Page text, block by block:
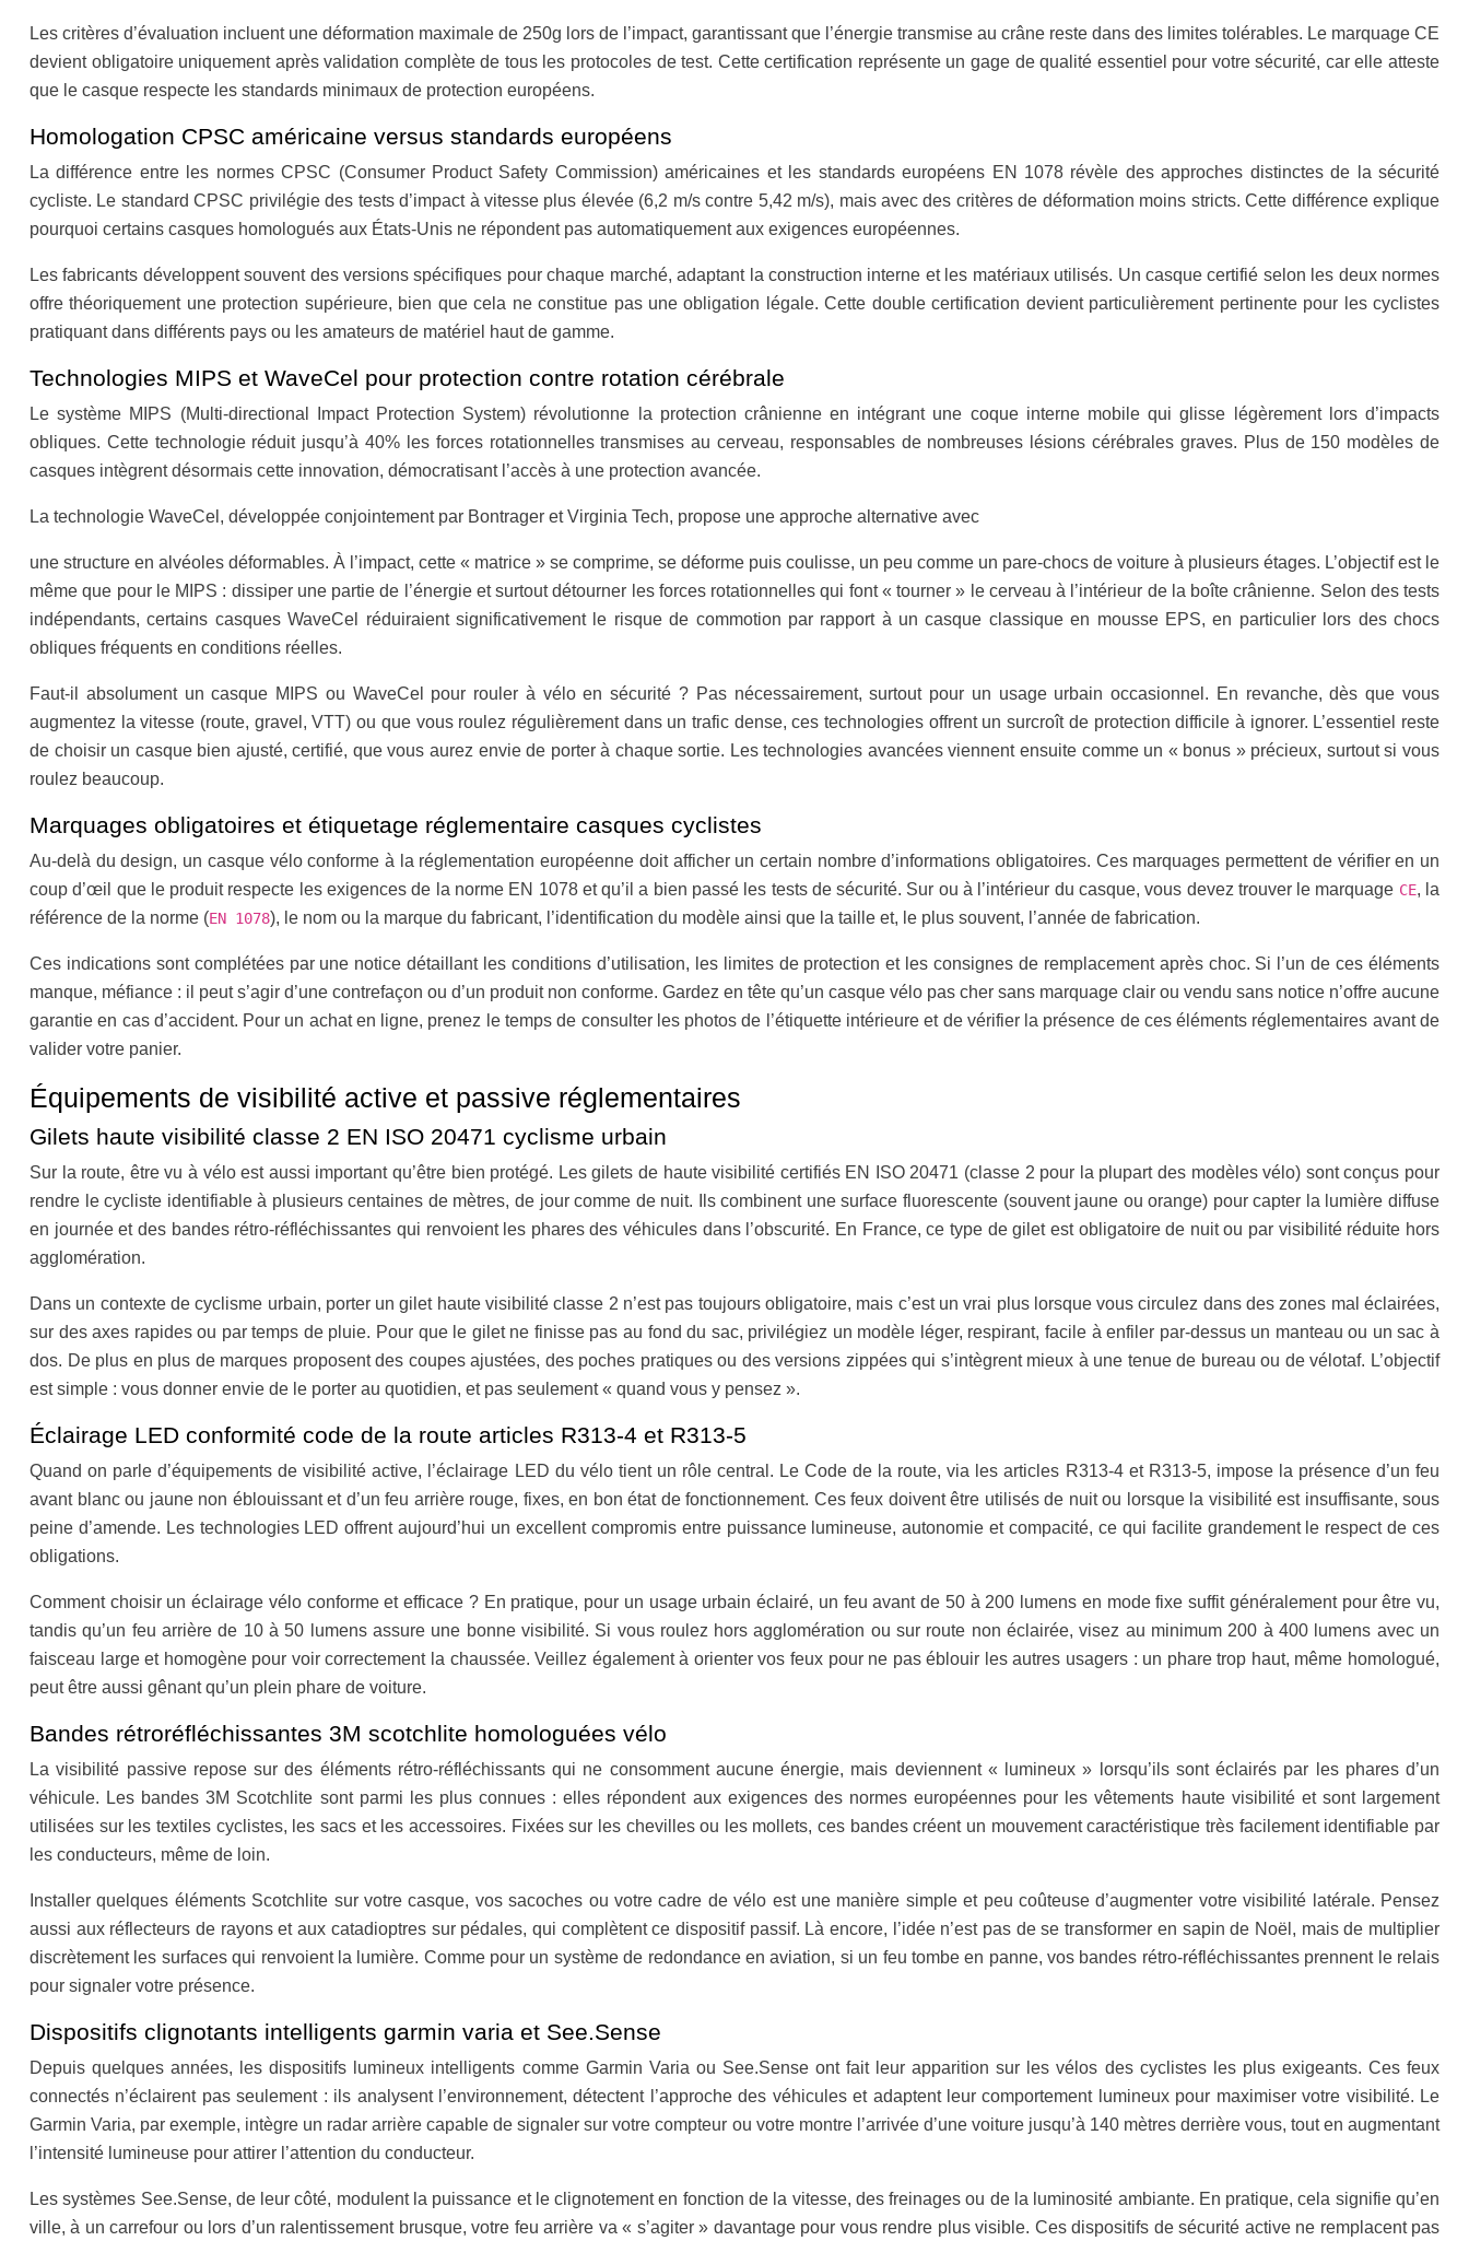
Les critères d’évaluation incluent une déformation maximale de 250g lors de l’impact, garantissant que l’énergie transmise au crâne reste dans des limites tolérables. Le marquage CE
devient obligatoire uniquement après validation complète de tous les protocoles de test. Cette certification représente un gage de qualité essentiel pour votre sécurité, car elle atteste
que le casque respecte les standards minimaux de protection européens.
Homologation CPSC américaine versus standards européens
La différence entre les normes CPSC (Consumer Product Safety Commission) américaines et les standards européens EN 1078 révèle des approches distinctes de la sécurité
cycliste. Le standard CPSC privilégie des tests d’impact à vitesse plus élevée (6,2 m/s contre 5,42 m/s), mais avec des critères de déformation moins stricts. Cette différence explique
pourquoi certains casques homologués aux États-Unis ne répondent pas automatiquement aux exigences européennes.
Les fabricants développent souvent des versions spécifiques pour chaque marché, adaptant la construction interne et les matériaux utilisés. Un casque certifié selon les deux normes
offre théoriquement une protection supérieure, bien que cela ne constitue pas une obligation légale. Cette double certification devient particulièrement pertinente pour les cyclistes
pratiquant dans différents pays ou les amateurs de matériel haut de gamme.
Technologies MIPS et WaveCel pour protection contre rotation cérébrale
Le système MIPS (Multi-directional Impact Protection System) révolutionne la protection crânienne en intégrant une coque interne mobile qui glisse légèrement lors d’impacts
obliques. Cette technologie réduit jusqu’à 40% les forces rotationnelles transmises au cerveau, responsables de nombreuses lésions cérébrales graves. Plus de 150 modèles de
casques intègrent désormais cette innovation, démocratisant l’accès à une protection avancée.
La technologie WaveCel, développée conjointement par Bontrager et Virginia Tech, propose une approche alternative avec
une structure en alvéoles déformables. À l’impact, cette « matrice » se comprime, se déforme puis coulisse, un peu comme un pare-chocs de voiture à plusieurs étages. L’objectif est le
même que pour le MIPS : dissiper une partie de l’énergie et surtout détourner les forces rotationnelles qui font « tourner » le cerveau à l’intérieur de la boîte crânienne. Selon des tests
indépendants, certains casques WaveCel réduiraient significativement le risque de commotion par rapport à un casque classique en mousse EPS, en particulier lors des chocs
obliques fréquents en conditions réelles.
Faut-il absolument un casque MIPS ou WaveCel pour rouler à vélo en sécurité ? Pas nécessairement, surtout pour un usage urbain occasionnel. En revanche, dès que vous
augmentez la vitesse (route, gravel, VTT) ou que vous roulez régulièrement dans un trafic dense, ces technologies offrent un surcroît de protection difficile à ignorer. L’essentiel reste
de choisir un casque bien ajusté, certifié, que vous aurez envie de porter à chaque sortie. Les technologies avancées viennent ensuite comme un « bonus » précieux, surtout si vous
roulez beaucoup.
Marquages obligatoires et étiquetage réglementaire casques cyclistes
Au-delà du design, un casque vélo conforme à la réglementation européenne doit afficher un certain nombre d’informations obligatoires. Ces marquages permettent de vérifier en un
coup d’œil que le produit respecte les exigences de la norme EN 1078 et qu’il a bien passé les tests de sécurité. Sur ou à l’intérieur du casque, vous devez trouver le marquage CE, la
référence de la norme (EN 1078), le nom ou la marque du fabricant, l’identification du modèle ainsi que la taille et, le plus souvent, l’année de fabrication.
Ces indications sont complétées par une notice détaillant les conditions d’utilisation, les limites de protection et les consignes de remplacement après choc. Si l’un de ces éléments
manque, méfiance : il peut s’agir d’une contrefaçon ou d’un produit non conforme. Gardez en tête qu’un casque vélo pas cher sans marquage clair ou vendu sans notice n’offre aucune
garantie en cas d’accident. Pour un achat en ligne, prenez le temps de consulter les photos de l’étiquette intérieure et de vérifier la présence de ces éléments réglementaires avant de
valider votre panier.
Équipements de visibilité active et passive réglementaires
Gilets haute visibilité classe 2 EN ISO 20471 cyclisme urbain
Sur la route, être vu à vélo est aussi important qu’être bien protégé. Les gilets de haute visibilité certifiés EN ISO 20471 (classe 2 pour la plupart des modèles vélo) sont conçus pour
rendre le cycliste identifiable à plusieurs centaines de mètres, de jour comme de nuit. Ils combinent une surface fluorescente (souvent jaune ou orange) pour capter la lumière diffuse
en journée et des bandes rétro‑réfléchissantes qui renvoient les phares des véhicules dans l’obscurité. En France, ce type de gilet est obligatoire de nuit ou par visibilité réduite hors
agglomération.
Dans un contexte de cyclisme urbain, porter un gilet haute visibilité classe 2 n’est pas toujours obligatoire, mais c’est un vrai plus lorsque vous circulez dans des zones mal éclairées,
sur des axes rapides ou par temps de pluie. Pour que le gilet ne finisse pas au fond du sac, privilégiez un modèle léger, respirant, facile à enfiler par‑dessus un manteau ou un sac à
dos. De plus en plus de marques proposent des coupes ajustées, des poches pratiques ou des versions zippées qui s’intègrent mieux à une tenue de bureau ou de vélotaf. L’objectif
est simple : vous donner envie de le porter au quotidien, et pas seulement « quand vous y pensez ».
Éclairage LED conformité code de la route articles R313-4 et R313-5
Quand on parle d’équipements de visibilité active, l’éclairage LED du vélo tient un rôle central. Le Code de la route, via les articles R313‑4 et R313‑5, impose la présence d’un feu
avant blanc ou jaune non éblouissant et d’un feu arrière rouge, fixes, en bon état de fonctionnement. Ces feux doivent être utilisés de nuit ou lorsque la visibilité est insuffisante, sous
peine d’amende. Les technologies LED offrent aujourd’hui un excellent compromis entre puissance lumineuse, autonomie et compacité, ce qui facilite grandement le respect de ces
obligations.
Comment choisir un éclairage vélo conforme et efficace ? En pratique, pour un usage urbain éclairé, un feu avant de 50 à 200 lumens en mode fixe suffit généralement pour être vu,
tandis qu’un feu arrière de 10 à 50 lumens assure une bonne visibilité. Si vous roulez hors agglomération ou sur route non éclairée, visez au minimum 200 à 400 lumens avec un
faisceau large et homogène pour voir correctement la chaussée. Veillez également à orienter vos feux pour ne pas éblouir les autres usagers : un phare trop haut, même homologué,
peut être aussi gênant qu’un plein phare de voiture.
Bandes rétroréfléchissantes 3M scotchlite homologuées vélo
La visibilité passive repose sur des éléments rétro‑réfléchissants qui ne consomment aucune énergie, mais deviennent « lumineux » lorsqu’ils sont éclairés par les phares d’un
véhicule. Les bandes 3M Scotchlite sont parmi les plus connues : elles répondent aux exigences des normes européennes pour les vêtements haute visibilité et sont largement
utilisées sur les textiles cyclistes, les sacs et les accessoires. Fixées sur les chevilles ou les mollets, ces bandes créent un mouvement caractéristique très facilement identifiable par
les conducteurs, même de loin.
Installer quelques éléments Scotchlite sur votre casque, vos sacoches ou votre cadre de vélo est une manière simple et peu coûteuse d’augmenter votre visibilité latérale. Pensez
aussi aux réflecteurs de rayons et aux catadioptres sur pédales, qui complètent ce dispositif passif. Là encore, l’idée n’est pas de se transformer en sapin de Noël, mais de multiplier
discrètement les surfaces qui renvoient la lumière. Comme pour un système de redondance en aviation, si un feu tombe en panne, vos bandes rétro‑réfléchissantes prennent le relais
pour signaler votre présence.
Dispositifs clignotants intelligents garmin varia et See.Sense
Depuis quelques années, les dispositifs lumineux intelligents comme Garmin Varia ou See.Sense ont fait leur apparition sur les vélos des cyclistes les plus exigeants. Ces feux
connectés n’éclairent pas seulement : ils analysent l’environnement, détectent l’approche des véhicules et adaptent leur comportement lumineux pour maximiser votre visibilité. Le
Garmin Varia, par exemple, intègre un radar arrière capable de signaler sur votre compteur ou votre montre l’arrivée d’une voiture jusqu’à 140 mètres derrière vous, tout en augmentant
l’intensité lumineuse pour attirer l’attention du conducteur.
Les systèmes See.Sense, de leur côté, modulent la puissance et le clignotement en fonction de la vitesse, des freinages ou de la luminosité ambiante. En pratique, cela signifie qu’en
ville, à un carrefour ou lors d’un ralentissement brusque, votre feu arrière va « s’agiter » davantage pour vous rendre plus visible. Ces dispositifs de sécurité active ne remplacent pas